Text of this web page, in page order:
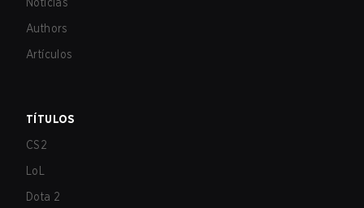
Authors
Artículos
TÍTULOS
CS2
LoL
Dota 2